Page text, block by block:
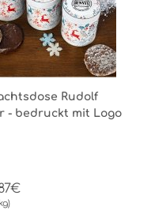
Rudolf
- bedruckt mit Logo